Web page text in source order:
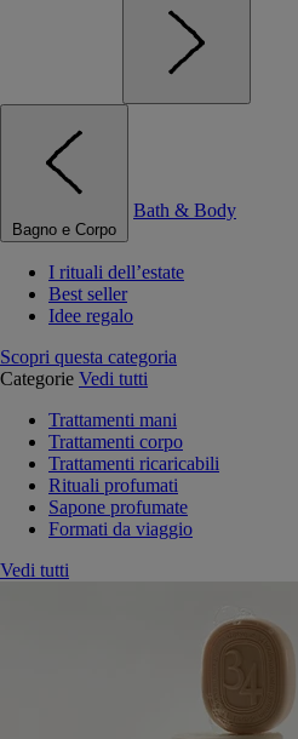
Bagno e Corpo
Bath & Body
I rituali dell’estate
Best seller
Idee regalo
Scopri questa categoria
Categorie Vedi tutti
Trattamenti mani
Trattamenti corpo
Trattamenti ricaricabili
Rituali profumati
Sapone profumate
Formati da viaggio
Vedi tutti